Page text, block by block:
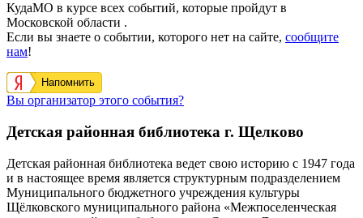
КудаМО в курсе всех событий, которые пройдут в
Московской области .
Если вы знаете о событии, которого нет на сайте, сообщите
нам!
Напомнить
Вы организатор этого события?
Детская районная библиотека г. Щелково
Детская районная библиотека ведет свою историю с 1947 года
и в настоящее время является структурным подразделением
Муниципального бюджетного учреждения культуры
Щёлковского муниципального района «Межпоселенческая